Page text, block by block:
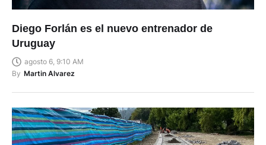
Diego Forlán es el nuevo entrenador de
Uruguay
agosto 6, 9:10 AM
By Martin Alvarez